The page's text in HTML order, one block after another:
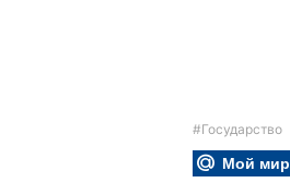
#Государство
Мой мир